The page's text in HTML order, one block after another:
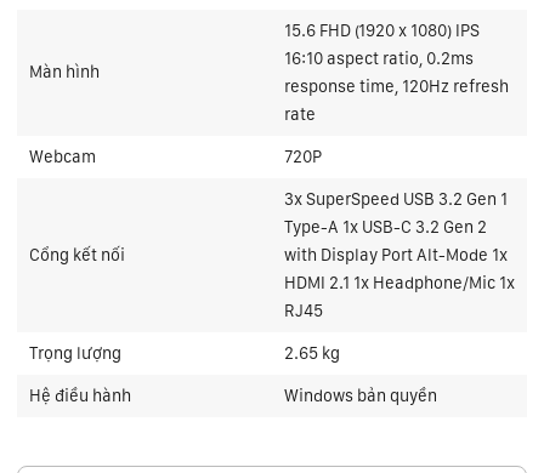
Màn hình
15.6 FHD (1920 x 1080) IPS
16:10 aspect ratio, 0.2ms
response time, 120Hz refresh
rate
Webcam 720P
Cổng kết nối
3x SuperSpeed USB 3.2 Gen 1
Type-A 1x USB-C 3.2 Gen 2
with Display Port Alt-Mode 1x
HDMI 2.1 1x Headphone/Mic 1x
RJ45
Trọng lượng 2.65 kg
Hệ điều hành Windows bản quyền